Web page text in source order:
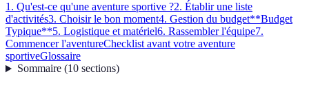
1. Qu'est-ce qu'une aventure sportive ?2. Établir une liste
d'activités3. Choisir le bon moment4. Gestion du budget**Budget
Typique**5. Logistique et matériel6. Rassembler l'équipe7.
Commencer l'aventureChecklist avant votre aventure
sportiveGlossaire
Sommaire(10 sections)